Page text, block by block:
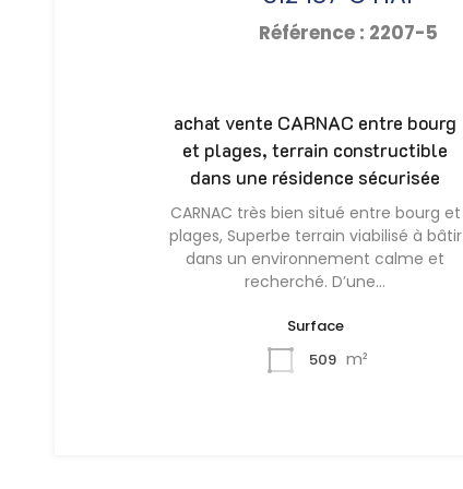
achat vente CARNAC entre bourg
et plages, terrain constructible
dans une résidence sécurisée
CARNAC très bien situé entre bourg et
plages, Superbe terrain viabilisé à bâtir
dans un environnement calme et
recherché. D’une…
Surface
509 m²
Référence : 2207-5